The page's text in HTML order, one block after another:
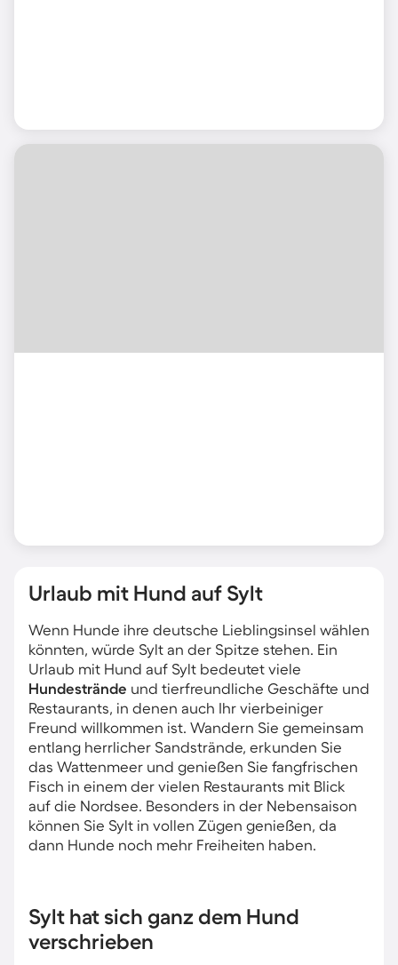
Urlaub mit Hund auf Sylt
Wenn Hunde ihre deutsche Lieblingsinsel wählen
könnten, würde Sylt an der Spitze stehen. Ein
Urlaub mit Hund auf Sylt bedeutet viele
Hundestrände und tierfreundliche Geschäfte und
Restaurants, in denen auch Ihr vierbeiniger
Freund willkommen ist. Wandern Sie gemeinsam
entlang herrlicher Sandstrände, erkunden Sie
das Wattenmeer und genießen Sie fangfrischen
Fisch in einem der vielen Restaurants mit Blick
auf die Nordsee. Besonders in der Nebensaison
können Sie Sylt in vollen Zügen genießen, da
dann Hunde noch mehr Freiheiten haben.
Sylt hat sich ganz dem Hund
verschrieben